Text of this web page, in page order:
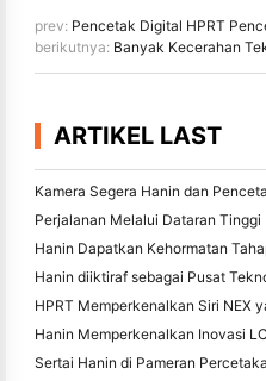
prev: Pencetak Digital HPRT Pencetak Baru
berikutnya: Banyak Kecerahan Teknologi! HPRT
ARTIKEL LAST
Sertai Hanin di Pameran